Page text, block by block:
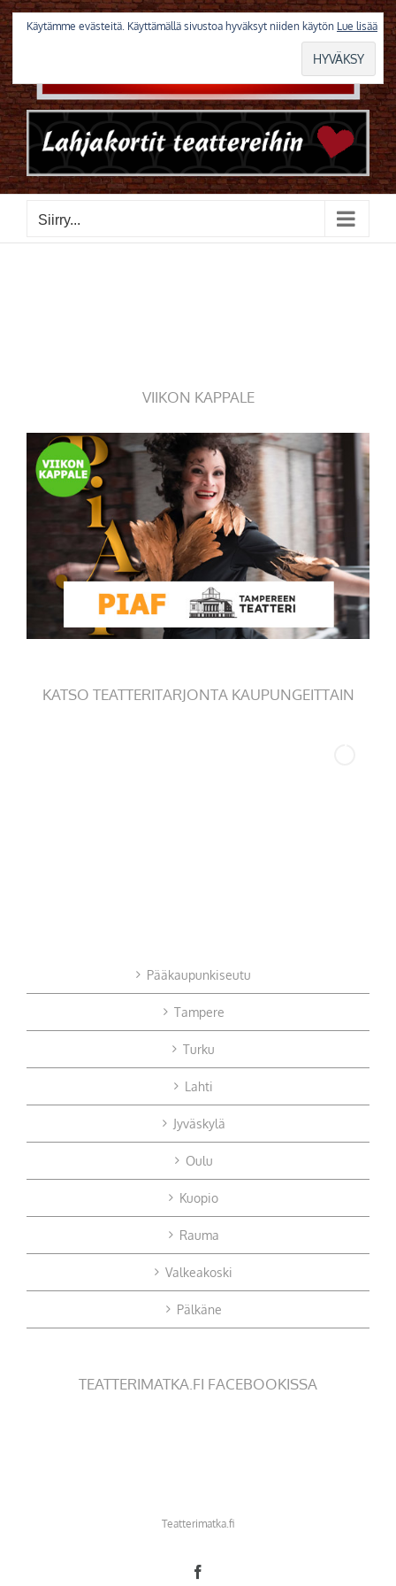
Skip
to
content
Siirry...
VIIKON KAPPALE
KATSO TEATTERITARJONTA KAUPUNGEITTAIN
Pääkaupunkiseutu
Tampere
Turku
Lahti
Jyväskylä
Oulu
Kuopio
Rauma
Valkeakoski
Pälkäne
TEATTERIMATKA.FI FACEBOOKISSA
Teatterimatka.fi
Käytämme evästeitä. Käyttämällä sivustoa hyväksyt niiden käytön Lue lisää